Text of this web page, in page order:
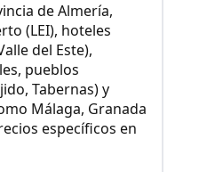
de Almería,
(LEI), hoteles
del Este),
pueblos
Tabernas) y
Málaga, Granada
específicos en